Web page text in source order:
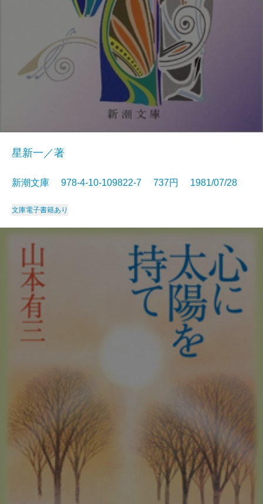
星新一／著
新潮文庫 978-4-10-109822-7 737円 1981/07/28
文庫電子書籍あり